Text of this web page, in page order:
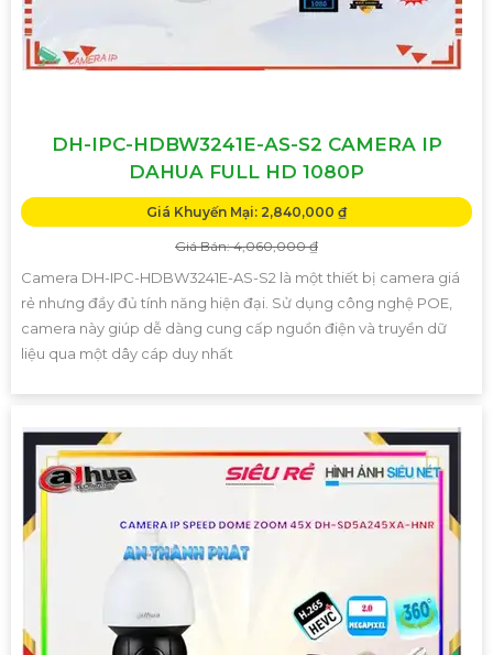
DH-IPC-HDBW3241E-AS-S2 CAMERA IP
DAHUA FULL HD 1080P
Giá Khuyến Mại: 2,840,000 ₫
Giá Bán: 4,060,000 ₫
Camera DH-IPC-HDBW3241E-AS-S2 là một thiết bị camera giá
rẻ nhưng đầy đủ tính năng hiện đại. Sử dụng công nghệ POE,
camera này giúp dễ dàng cung cấp nguồn điện và truyền dữ
liệu qua một dây cáp duy nhất